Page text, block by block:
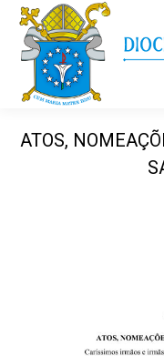
ATOS,